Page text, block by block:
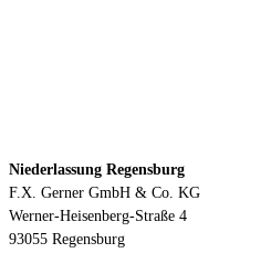
Niederlassung Regensburg
F.X. Gerner GmbH & Co. KG
Werner-Heisenberg-Straße 4
93055 Regensburg